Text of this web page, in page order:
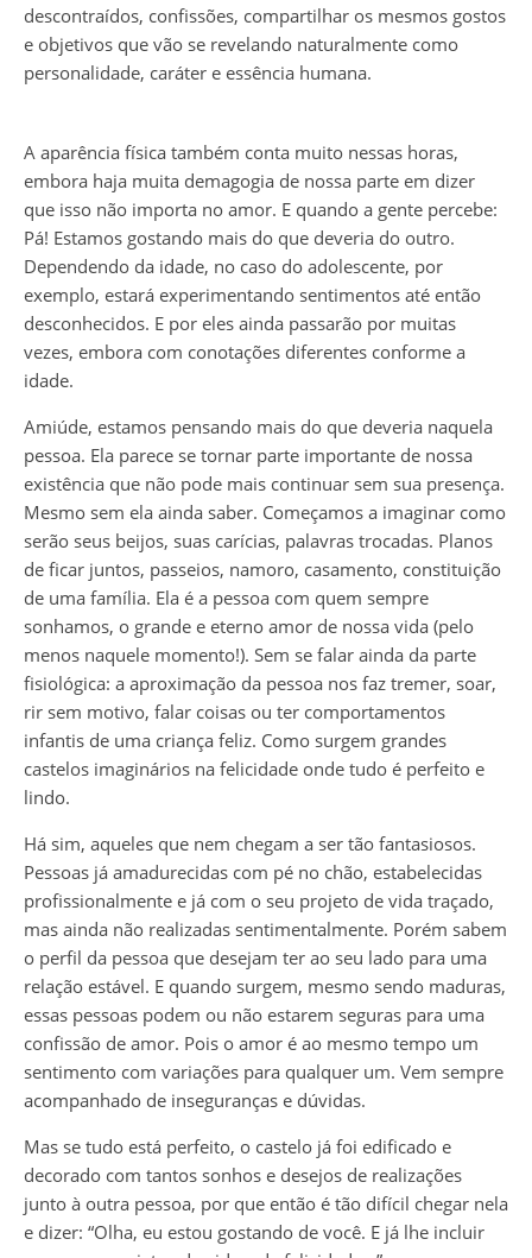
descontraídos, confissões, compartilhar os mesmos gostos
e objetivos que vão se revelando naturalmente como
personalidade, caráter e essência humana.
A aparência física também conta muito nessas horas,
embora haja muita demagogia de nossa parte em dizer
que isso não importa no amor. E quando a gente percebe:
Pá! Estamos gostando mais do que deveria do outro.
Dependendo da idade, no caso do adolescente, por
exemplo, estará experimentando sentimentos até então
desconhecidos. E por eles ainda passarão por muitas
vezes, embora com conotações diferentes conforme a
idade.
Amiúde, estamos pensando mais do que deveria naquela
pessoa. Ela parece se tornar parte importante de nossa
existência que não pode mais continuar sem sua presença.
Mesmo sem ela ainda saber. Começamos a imaginar como
serão seus beijos, suas carícias, palavras trocadas. Planos
de ficar juntos, passeios, namoro, casamento, constituição
de uma família. Ela é a pessoa com quem sempre
sonhamos, o grande e eterno amor de nossa vida (pelo
menos naquele momento!). Sem se falar ainda da parte
fisiológica: a aproximação da pessoa nos faz tremer, soar,
rir sem motivo, falar coisas ou ter comportamentos
infantis de uma criança feliz. Como surgem grandes
castelos imaginários na felicidade onde tudo é perfeito e
lindo.
Há sim, aqueles que nem chegam a ser tão fantasiosos.
Pessoas já amadurecidas com pé no chão, estabelecidas
profissionalmente e já com o seu projeto de vida traçado,
mas ainda não realizadas sentimentalmente. Porém sabem
o perfil da pessoa que desejam ter ao seu lado para uma
relação estável. E quando surgem, mesmo sendo maduras,
essas pessoas podem ou não estarem seguras para uma
confissão de amor. Pois o amor é ao mesmo tempo um
sentimento com variações para qualquer um. Vem sempre
acompanhado de inseguranças e dúvidas.
Mas se tudo está perfeito, o castelo já foi edificado e
decorado com tantos sonhos e desejos de realizações
junto à outra pessoa, por que então é tão difícil chegar nela
e dizer: “Olha, eu estou gostando de você. E já lhe incluir